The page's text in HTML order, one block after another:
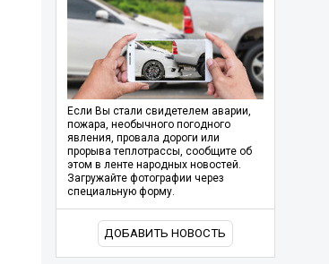
Если Вы стали свидетелем аварии,
пожара, необычного погодного
явления, провала дороги или
прорыва теплотрассы, сообщите об
этом в ленте народных новостей.
Загружайте фотографии через
специальную форму.
ДОБАВИТЬ НОВОСТЬ